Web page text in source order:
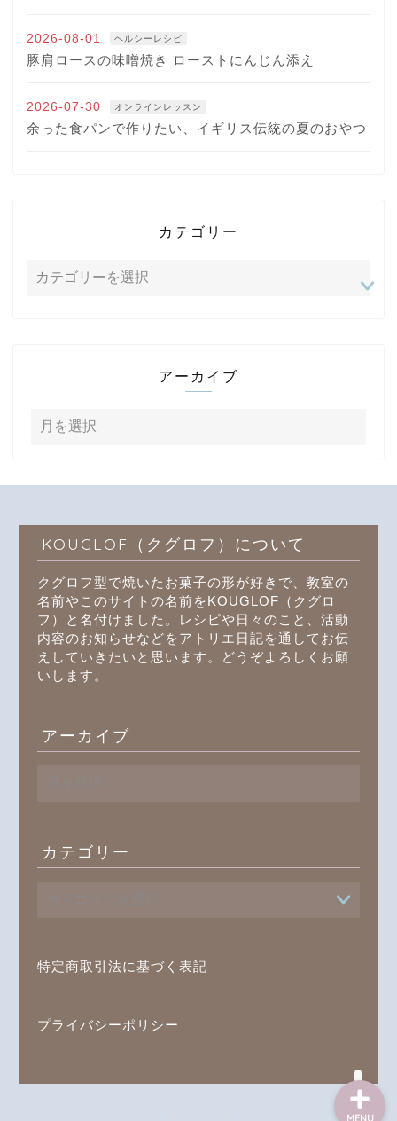
2026-08-01 ヘルシーレシピ
豚肩ロースの味噌焼き ローストにんじん添え
2026-07-30 オンラインレッスン
余った食パンで作りたい、イギリス伝統の夏のおやつ
カテゴリー
アーカイブ
KOUGLOF（クグロフ）について
クグロフ型で焼いたお菓子の形が好きで、教室の
名前やこのサイトの名前をKOUGLOF（クグロ
フ）と名付けました。レシピや日々のこと、活動
内容のお知らせなどをアトリエ日記を通してお伝
えしていきたいと思います。どうぞよろしくお願
いします。
アーカイブ
ブ
カテゴリー
特定商取引法に基づく表記
プライバシーポリシー
プロフィール
オンラインレッスン